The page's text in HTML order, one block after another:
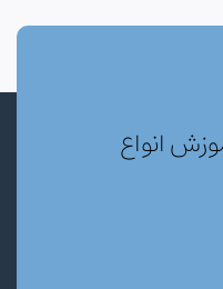
انواع